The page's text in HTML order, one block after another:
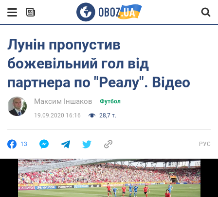
Лунін пропустив
божевільний гол від
партнера по "Реалу". Відео
Максим Іншаков Футбол
19.09.2020 16:16 28,7 т.
13 РУС